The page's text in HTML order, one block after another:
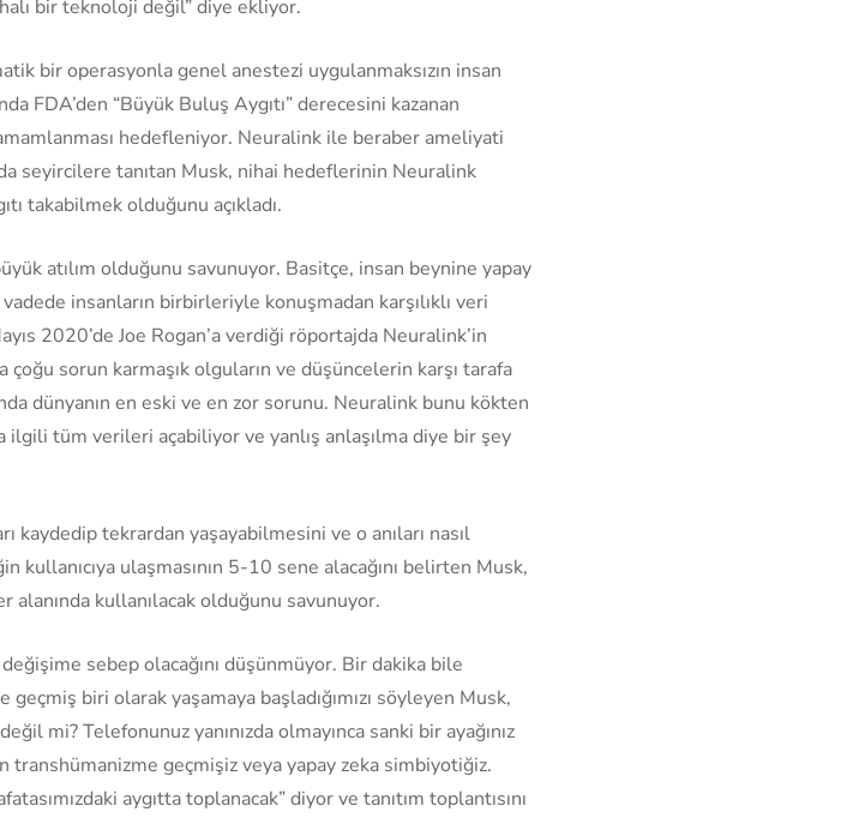
bir teknoloji değil” diye ekliyor.
bir operasyonla genel anestezi uygulanmaksızın insan
FDA’den “Büyük Buluş Aygıtı” derecesini kazanan
hedefleniyor. Neuralink ile beraber ameliyati
seyircilere tanıtan Musk, nihai hedeflerinin Neuralink
takabilmek olduğunu açıkladı.
atılım olduğunu savunuyor. Basitçe, insan beynine yapay
insanların birbirleriyle konuşmadan karşılıklı veri
2020’de Joe Rogan’a verdiği röportajda Neuralink’in
çoğu sorun karmaşık olguların ve düşüncelerin karşı tarafa
dünyanın en eski ve en zor sorunu. Neuralink bunu kökten
tüm verileri açabiliyor ve yanlış anlaşılma diye bir şey
kaydedip tekrardan yaşayabilmesini ve o anıları nasıl
kullanıcıya ulaşmasının 5-10 sene alacağını belirten Musk,
alanında kullanılacak olduğunu savunuyor.
sebep olacağını düşünmüyor. Bir dakika bile
geçmiş biri olarak yaşamaya başladığımızı söyleyen Musk,
mi? Telefonunuz yanınızda olmayınca sanki bir ayağınız
geçmişiz veya yapay zeka simbiyotiğiz.
aygıtta toplanacak” diyor ve tanıtım toplantısını